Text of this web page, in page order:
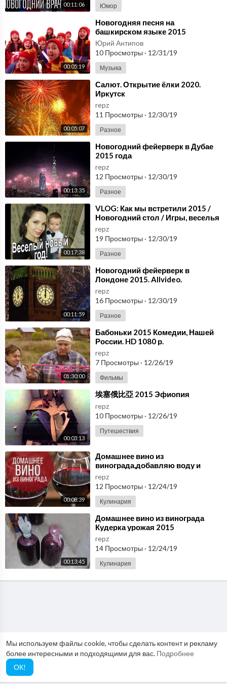
Мы используем файлы cookie, чтобы сделать контент и рекламу
более интересными и подходящими для вас. Подробнее
ОК!
00:11:06 Юмор
00:05:19
⁣Новогодняя песня на
башкирском языке 2015
Юрий Антипов
10 Просмотры · 12/31/19
Музыка
00:05:07
⁣Салют. Открытие ёлки 2020.
Иркутск
repz
11 Просмотры · 12/30/19
Разное
00:13:35
⁣Новогодний фейерверк в Дубае
2015 года
repz
12 Просмотры · 12/30/19
Разное
00:17:38
⁣VLOG: Как мы встретили 2015 /
Новогодний стол / Игры, веселья
/ Салют
repz
19 Просмотры · 12/30/19
Разное
00:11:59
⁣Новогодний фейерверк в
Лондоне 2015. Allvideo.
repz
16 Просмотры · 12/30/19
Разное
01:30:00
⁣Бабоньки 2015 Комедии, Нашей
России. HD 1080 р.
repz
7 Просмотры · 12/26/19
Фильмы
00:03:13
⁣埃塞俄比亞 2015 Эфиопия
repz
10 Просмотры · 12/26/19
Путешествия
00:08:39
⁣Домашнее вино из
винограда,добавляю воду и
сахар 2.10.2015
repz
12 Просмотры · 12/24/19
Кулинария
00:13:45
⁣Домашнее вино из винограда
Кудерка урожая 2015
repz
14 Просмотры · 12/24/19
Кулинария